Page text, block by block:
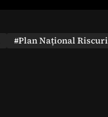
#Plan Național Riscuri